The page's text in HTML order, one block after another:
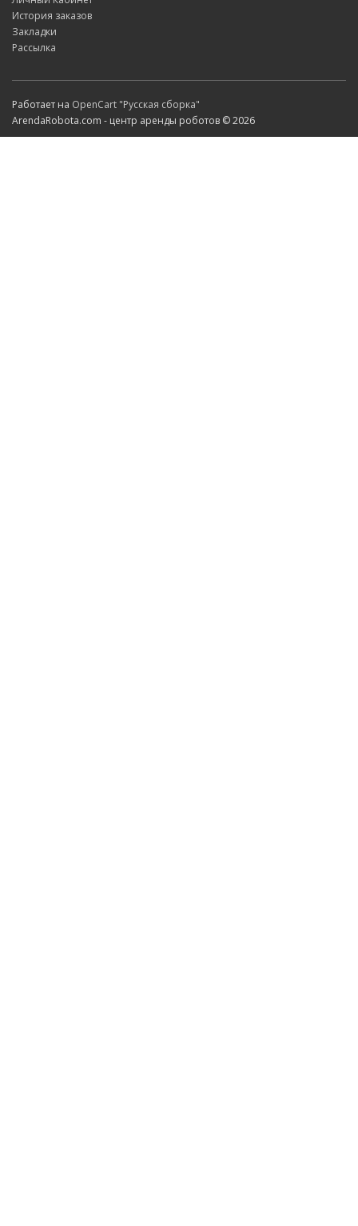
История заказов
Закладки
Рассылка
Работает на OpenCart "Русская сборка"
ArendaRobota.com - центр аренды роботов © 2026